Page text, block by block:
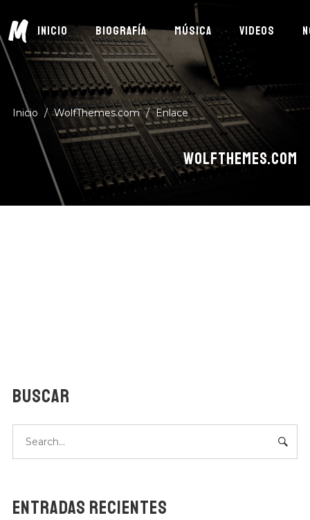
M INICIO BIOGRAFÍA MÚSICA VIDEOS
Inicio / WolfThemes.com / Enlace
WOLFTHEMES.COM
BUSCAR
ENTRADAS RECIENTES